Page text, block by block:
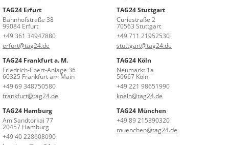
TAG24 Erfurt
Bahnhofstraße 38
99084 Erfurt
+49 361 34947880
erfurt@tag24.de
TAG24 Stuttgart
Curiestraße 2
70563 Stuttgart
+49 711 21952530
stuttgart@tag24.de
TAG24 Frankfurt a. M.
Friedrich-Ebert-Anlage 36
60325 Frankfurt am Main
+49 69 348750580
frankfurt@tag24.de
TAG24 Köln
Neumarkt 1a
50667 Köln
+49 221 98651990
koeln@tag24.de
TAG24 Hamburg
Am Sandtorkai 77
20457 Hamburg
+49 40 228608090
TAG24 München
+49 89 215390320
muenchen@tag24.de